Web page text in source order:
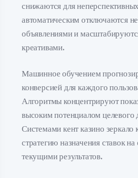
снижаются для
автоматическим отключаются
объявлениями и
креативами.
Машинное обучением
конверсией для каждого
Алгоритмы концентрируют
высоким потенциалом целевого
Системами кент казино зеркало
стратегию назначения ставок
текущими результатов.